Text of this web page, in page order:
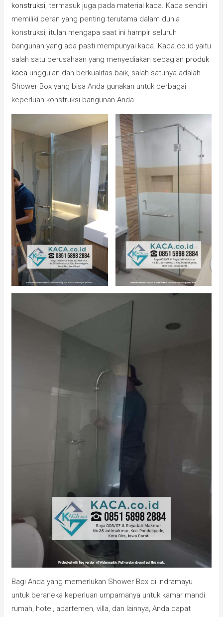
konstruksi, termasuk juga pada material kaca. Kaca sendiri
memiliki peran yang penting terutama dalam dunia
konstruksi, itulah mengapa saat ini hampir seluruh
bangunan yang ada pasti mempunyai kaca. Kaca.co.id yaitu
salah satu perusahaan yang menyediakan sebagian produk
kaca unggulan dan berkualitas baik, salah satunya adalah
Shower Box yang bisa Anda gunakan untuk berbagai
keperluan konstruksi bangunan Anda.
Bagi Anda yang memerlukan Shower Box di Indramayu
untuk beraneka keperluan umpamanya untuk kamar mandi
rumah, hotel, apartemen, villa, dan lainnya, Anda dapat